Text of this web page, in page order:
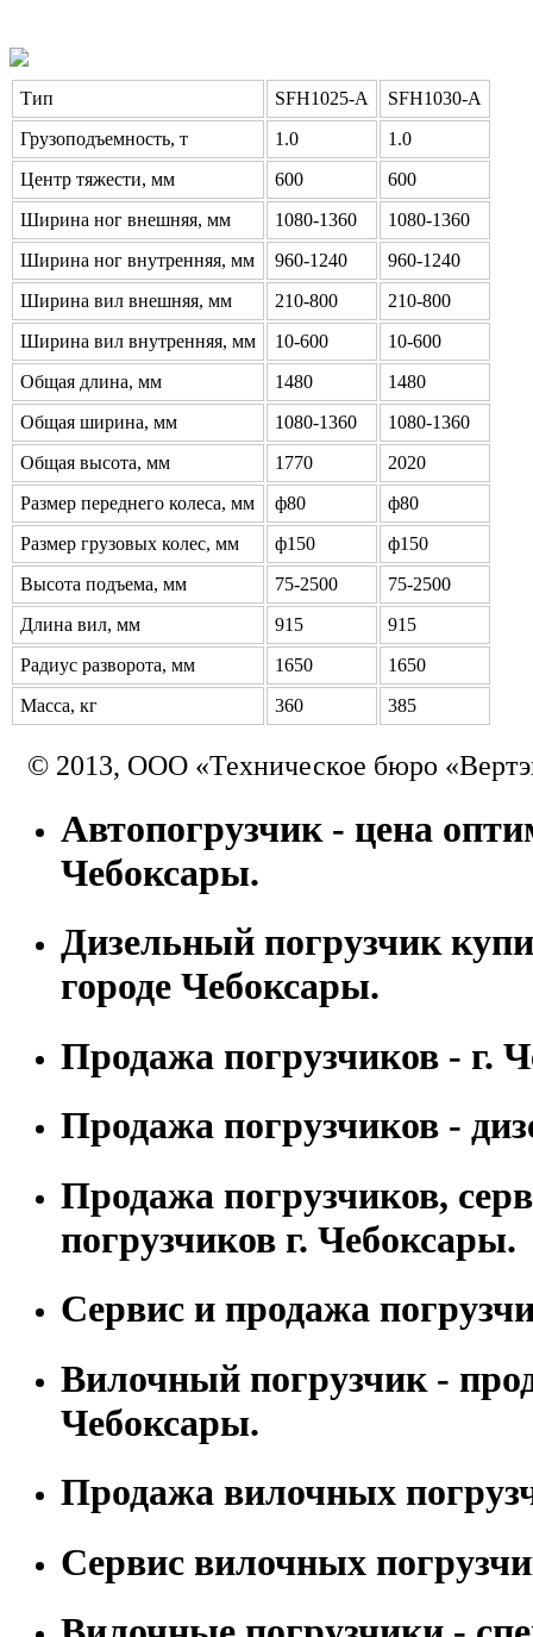
Тип SFH1025-A
SFH1030-A
Грузоподъемность, т
1.0
1.0
Центр тяжести, мм
600
600
Ширина ног внешняя, мм
1080-1360
1080-1360
Ширина ног внутренняя, мм
960-1240
960-1240
Ширина вил внешняя, мм
210-800
210-800
Ширина вил внутренняя, мм
10-600
10-600
Общая длина, мм
1480
1480
Общая ширина, мм
1080-1360
1080-1360
Общая высота, мм
1770
2020
Размер переднего колеса, мм
ф80
ф80
Размер грузовых колес, мм
ф150
ф150
Высота подъема, мм
75-2500
75-2500
Длина вил, мм
915
915
Радиус разворота, мм
1650
1650
Масса, кг
360 385
© 2013, ООО «Техническое бюро
Автопогрузчик - цена
Чебоксары.
Дизельный погрузчик
городе Чебоксары.
Продажа погрузчиков - г.
Продажа погрузчиков -
Продажа погрузчиков,
погрузчиков г. Чебоксары.
Сервис и продажа
Вилочный погрузчик -
Чебоксары.
Продажа вилочных
Сервис вилочных